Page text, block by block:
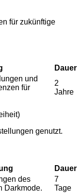
für zukünftige
Dauer
und
für
2
Jahre
genutzt.
Dauer
des
Darkmode.
7
Tage